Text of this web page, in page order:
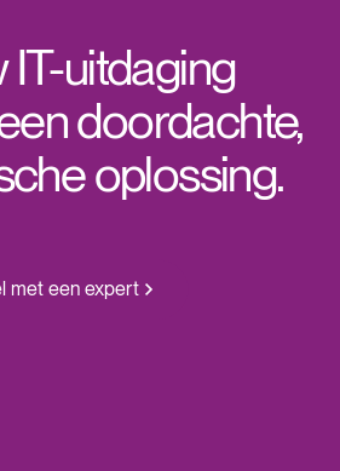
uitdaging
doordachte,
oplossing.
met een expert